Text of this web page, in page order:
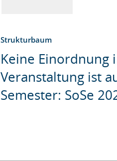
Strukturbaum
Keine Einordnung
Veranstaltung ist
Semester: SoSe